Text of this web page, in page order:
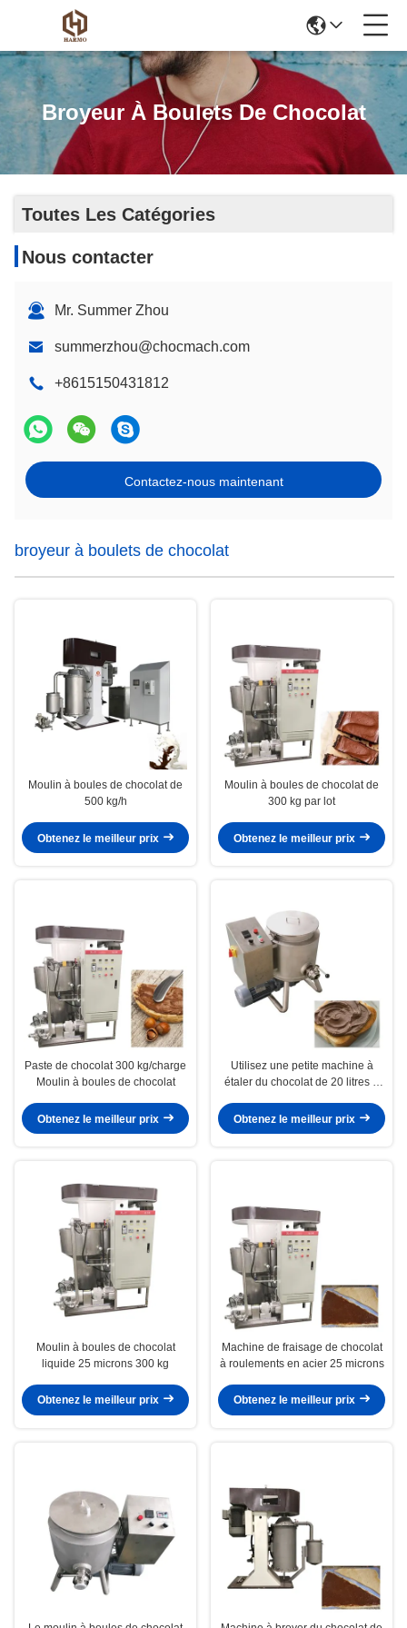
Broyeur À Boulets De Chocolat
Toutes Les Catégories
Nous contacter
Mr. Summer Zhou
summerzhou@chocmach.com
+8615150431812
Contactez-nous maintenant
broyeur à boulets de chocolat
Moulin à boules de chocolat de
500 kg/h
Obtenez le meilleur prix
Moulin à boules de chocolat de
300 kg par lot
Obtenez le meilleur prix
Paste de chocolat 300 kg/charge
Moulin à boules de chocolat
Obtenez le meilleur prix
Utilisez une petite machine à
étaler du chocolat de 20 litres à
Obtenez le meilleur prix
Moulin à boules de chocolat
liquide 25 microns 300 kg
Obtenez le meilleur prix
Machine de fraisage de chocolat
à roulements en acier 25 microns
Obtenez le meilleur prix